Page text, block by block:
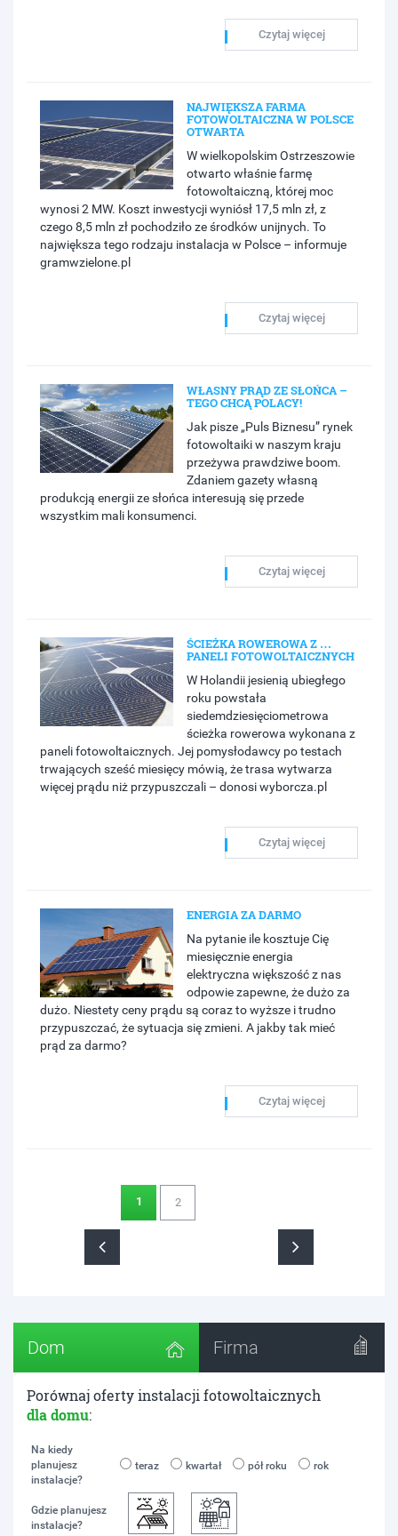
Czytaj więcej
NAJWIĘKSZA FARMA
FOTOWOLTAICZNA W POLSCE
OTWARTA
W wielkopolskim Ostrzeszowie
otwarto właśnie farmę
fotowoltaiczną, której moc
wynosi 2 MW. Koszt inwestycji wyniósł 17,5 mln zł, z
czego 8,5 mln zł pochodziło ze środków unijnych. To
największa tego rodzaju instalacja w Polsce – informuje
gramwzielone.pl
Czytaj więcej
WŁASNY PRĄD ZE SŁOŃCA –
TEGO CHCĄ POLACY!
Jak pisze „Puls Biznesu” rynek
fotowoltaiki w naszym kraju
przeżywa prawdziwe boom.
Zdaniem gazety własną
produkcją energii ze słońca interesują się przede
wszystkim mali konsumenci.
Czytaj więcej
ŚCIEŻKA ROWEROWA Z …
PANELI FOTOWOLTAICZNYCH
W Holandii jesienią ubiegłego
roku powstała
siedemdziesięciometrowa
ścieżka rowerowa wykonana z
paneli fotowoltaicznych. Jej pomysłodawcy po testach
trwających sześć miesięcy mówią, że trasa wytwarza
więcej prądu niż przypuszczali – donosi wyborcza.pl
Czytaj więcej
ENERGIA ZA DARMO
Na pytanie ile kosztuje Cię
miesięcznie energia
elektryczna większość z nas
odpowie zapewne, że dużo za
dużo. Niestety ceny prądu są coraz to wyższe i trudno
przypuszczać, że sytuacja się zmieni. A jakby tak mieć
prąd za darmo?
Czytaj więcej
1 2
Dom Firma
Porównaj oferty instalacji fotowoltaicznych
dla domu:
Na kiedy
planujesz
instalacje?
teraz kwartał pół roku rok
Gdzie planujesz
instalacje?